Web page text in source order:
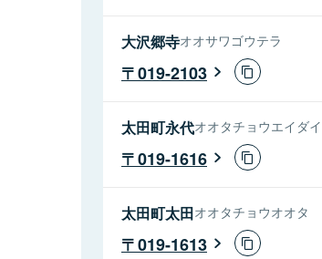
大沢郷寺オオサワゴウテラ
019-2103
太田町永代オオタチョウエイダイ
019-1616
太田町太田オオタチョウオオタ
019-1613